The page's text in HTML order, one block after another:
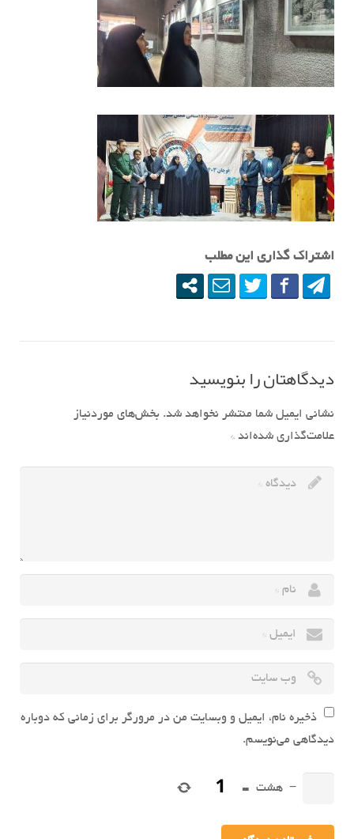
اشتراک گذاری این مطلب
دیدگاهتان را بنویسید
نشانی ایمیل شما منتشر نخواهد شد. بخش‌های موردنیاز
علامت‌گذاری شده‌اند *
ذخیره نام، ایمیل و وبسایت من در مرورگر برای زمانی که دوباره
دیدگاهی می‌نویسم.
− هشت =